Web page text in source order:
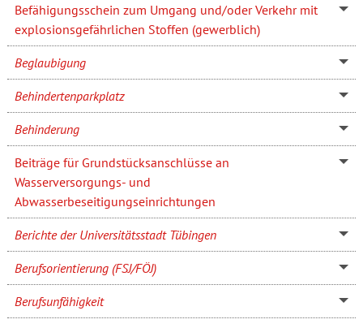
Befähigungsschein zum Umgang und/oder Verkehr mit
explosionsgefährlichen Stoffen (gewerblich)
Beglaubigung
Behindertenparkplatz
Behinderung
Beiträge für Grundstücksanschlüsse an
Wasserversorgungs- und
Abwasserbeseitigungseinrichtungen
Berichte der Universitätsstadt Tübingen
Berufsorientierung (FSJ/FÖJ)
Berufsunfähigkeit